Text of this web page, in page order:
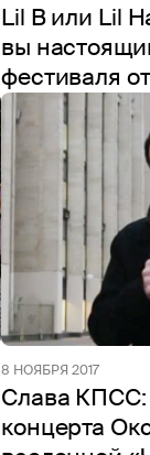
Lil B или Lil
вы
фестиваля
8 НОЯБРЯ 2017
Слава
концерта